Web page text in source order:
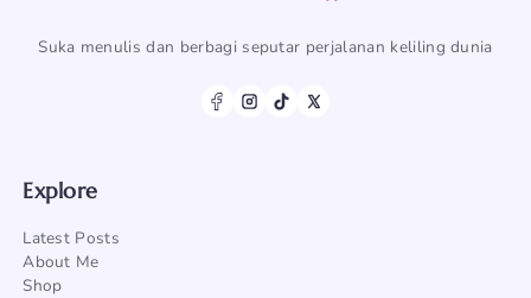
Suka menulis dan berbagi seputar perjalanan keliling dunia
Explore
Latest Posts
About Me
Shop